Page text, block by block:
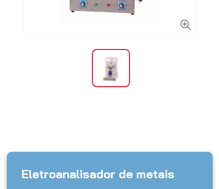
Eletroanalisador de metais